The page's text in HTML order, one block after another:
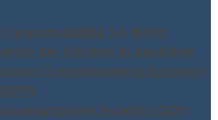
responsabilità SA 8000
dei Sistemi di gestione
per il regolamento Europeo
679
assunzione incarico ODV